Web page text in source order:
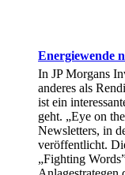
Energiewende
In JP Morgans
anderes als
ist ein
geht. „Eye on
Newsletters, in
veröffentlicht.
„Fighting